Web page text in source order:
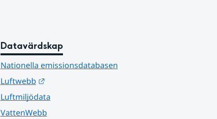
Datavärdskap
Nationella emissionsdatabasen
Luftwebb
Länk till annan webbplats.
Luftmiljödata
VattenWebb